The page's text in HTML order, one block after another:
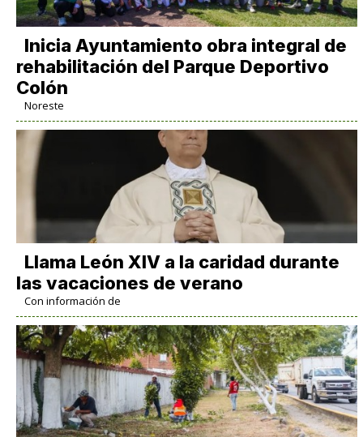
Inicia Ayuntamiento obra integral de
rehabilitación del Parque Deportivo
Colón
Noreste
Llama León XIV a la caridad durante
las vacaciones de verano
Con información de